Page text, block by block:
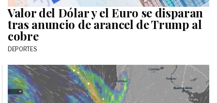
Valor del Dólar y el Euro se disparan
tras anuncio de arancel de Trump al
cobre
DEPORTES